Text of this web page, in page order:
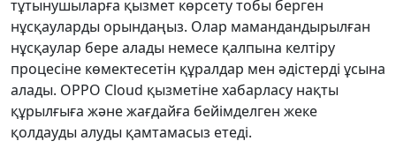
тұтынушыларға қызмет көрсету тобы берген
нұсқауларды орындаңыз. Олар мамандандырылған
нұсқаулар бере алады немесе қалпына келтіру
процесіне көмектесетін құралдар мен әдістерді ұсына
алады. OPPO Cloud қызметіне хабарласу нақты
құрылғыға және жағдайға бейімделген жеке
қолдауды алуды қамтамасыз етеді.